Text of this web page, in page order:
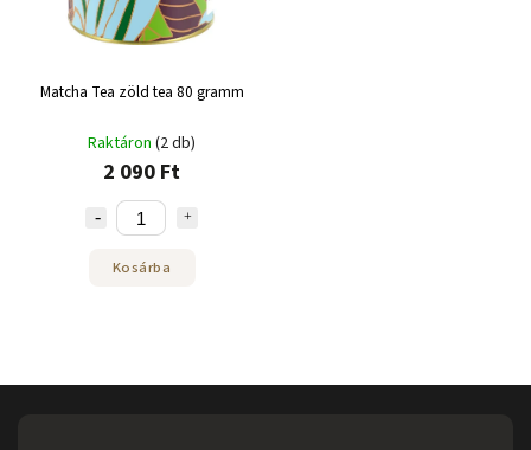
Matcha Tea zöld tea 80 gramm
Raktáron (2 db)
2 090 Ft
Kosárba